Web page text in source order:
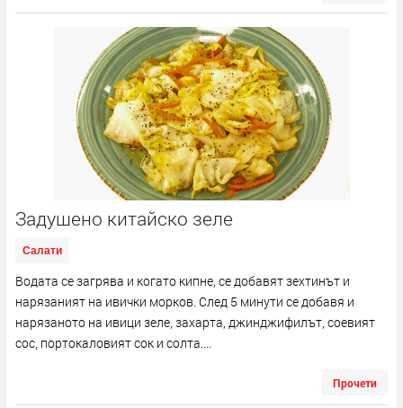
Задушено китайско зеле
Салати
Водата се загрява и когато кипне, се добавят зехтинът и
нарязаният на ивички морков. След 5 минути се добавя и
нарязаното на ивици зеле, захарта, джинджифилът, соевият
сос, портокаловият сок и солта....
Прочети